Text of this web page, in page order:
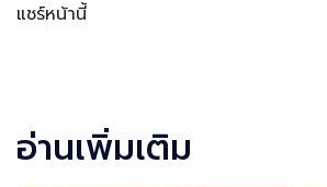
แชร์หน้านี้
อ่านเพิ่มเติม